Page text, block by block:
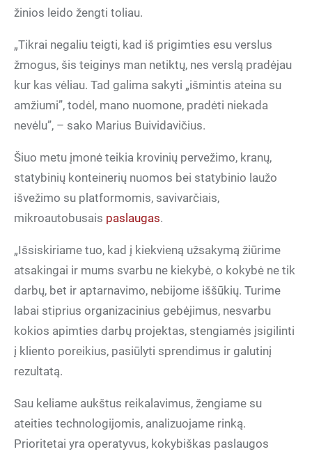
žinios leido žengti toliau.
„Tikrai negaliu teigti, kad iš prigimties esu verslus
žmogus, šis teiginys man netiktų, nes verslą pradėjau
kur kas vėliau. Tad galima sakyti „išmintis ateina su
amžiumi”, todėl, mano nuomone, pradėti niekada
nevėlu”, – sako Marius Buividavičius.
Šiuo metu įmonė teikia krovinių pervežimo, kranų,
statybinių konteinerių nuomos bei statybinio laužo
išvežimo su platformomis, savivarčiais,
mikroautobusais paslaugas.
„Išsiskiriame tuo, kad į kiekvieną užsakymą žiūrime
atsakingai ir mums svarbu ne kiekybė, o kokybė ne tik
darbų, bet ir aptarnavimo, nebijome iššūkių. Turime
labai stiprius organizacinius gebėjimus, nesvarbu
kokios apimties darbų projektas, stengiamės įsigilinti
į kliento poreikius, pasiūlyti sprendimus ir galutinį
rezultatą.
Sau keliame aukštus reikalavimus, žengiame su
ateities technologijomis, analizuojame rinką.
Prioritetai yra operatyvus, kokybiškas paslaugos